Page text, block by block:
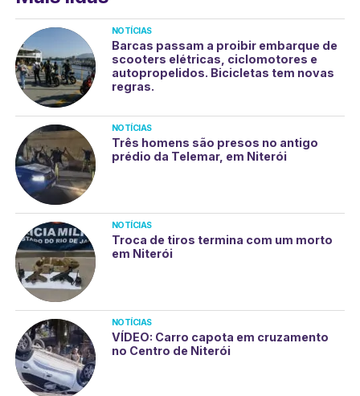
NOTÍCIAS
Barcas passam a proibir embarque de
scooters elétricas, ciclomotores e
autopropelidos. Bicicletas tem novas
regras.
NOTÍCIAS
Três homens são presos no antigo
prédio da Telemar, em Niterói
NOTÍCIAS
Troca de tiros termina com um morto
em Niterói
NOTÍCIAS
VÍDEO: Carro capota em cruzamento
no Centro de Niterói